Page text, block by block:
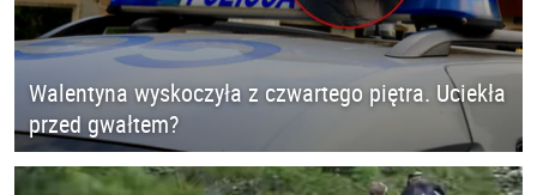
Walentyna wyskoczyła z czwartego piętra. Uciekła
przed gwałtem?